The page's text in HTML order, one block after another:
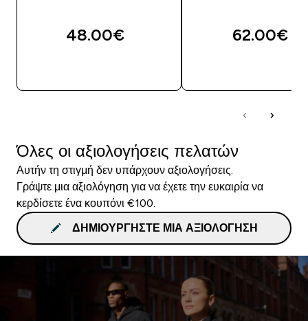
48.00€‎ 62.00€‎
Όλες οι αξιολογήσεις πελατών
Αυτήν τη στιγμή δεν υπάρχουν αξιολογήσεις.
Γράψτε μια αξιολόγηση για να έχετε την ευκαιρία να
κερδίσετε ένα κουπόνι €100.
ΔΗΜΙΟΥΡΓΉΣΤΕ ΜΙΑ ΑΞΙΟΛΌΓΗΣΗ